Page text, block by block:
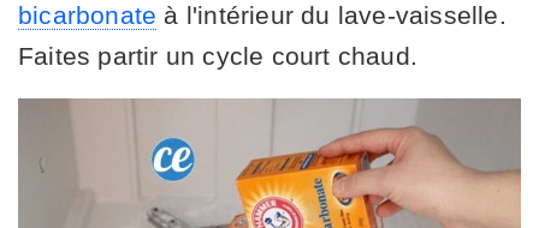
bicarbonate à l'intérieur du lave-vaisselle.
Faites partir un cycle court chaud.